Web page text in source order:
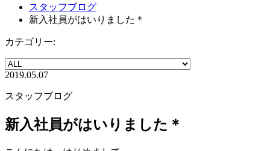
スタッフブログ
新入社員がはいりました＊
カテゴリー:
2019.05.07
スタッフブログ
新入社員がはいりました＊